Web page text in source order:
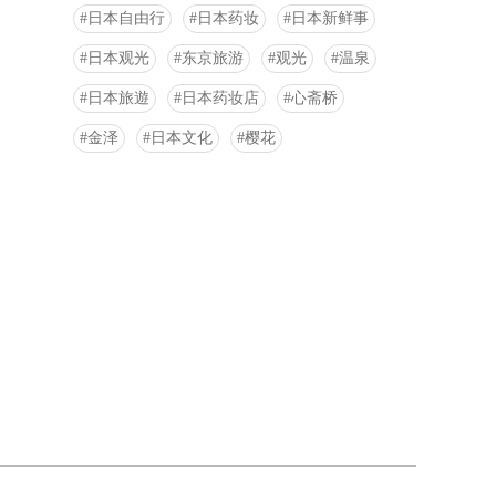
日本自由行 日本药妆 日本新鲜事
日本观光 东京旅游 观光 温泉
日本旅遊 日本药妆店 心斋桥
金泽 日本文化 樱花